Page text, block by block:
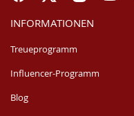
INFORMATIONEN
Treueprogramm
Influencer-Programm
Blog